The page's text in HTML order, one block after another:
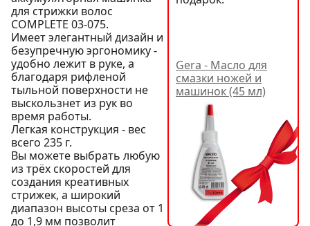
Gera - Масло для
смазки ножей и
машинок (45 мл)
для стрижки волос
COMPLETE 03-075.
Имеет элегантный дизайн и
безупречную эргономику -
удобно лежит в руке, а
благодаря рифленой
тыльной поверхности не
выскользнет из рук во
время работы.
Легкая конструкция - вес
всего 235 г.
Вы можете выбрать любую
из трёх скоростей для
создания креативных
стрижек, а широкий
диапазон высоты среза от 1
до 1,9 мм позволит